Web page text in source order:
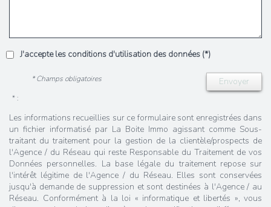
J'accepte les conditions d'utilisation des données (*)
Envoyer
* Champs obligatoires
* :
Les informations recueillies sur ce formulaire sont enregistrées dans
un fichier informatisé par La Boite Immo agissant comme Sous-
traitant du traitement pour la gestion de la clientèle/prospects de
l'Agence / du Réseau qui reste Responsable du Traitement de vos
Données personnelles. La base légale du traitement repose sur
l'intérêt légitime de l'Agence / du Réseau. Elles sont conservées
jusqu'à demande de suppression et sont destinées à l'Agence / au
Réseau. Conformément à la loi « informatique et libertés », vous